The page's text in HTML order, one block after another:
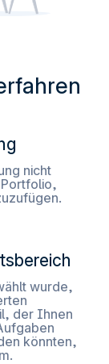
und
auf einer
nicht
wurde,
der Ihnen
könnten,